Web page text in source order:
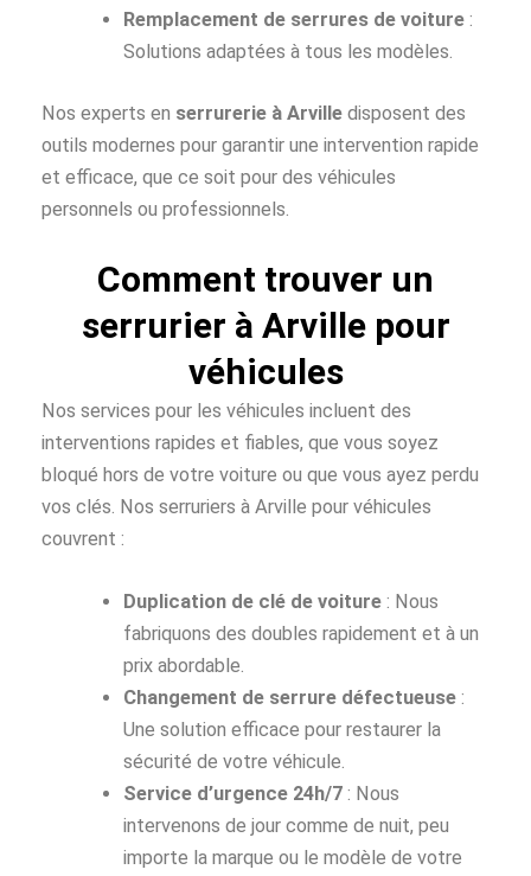
Remplacement de serrures de voiture :
Solutions adaptées à tous les modèles.
Nos experts en serrurerie à Arville disposent des
outils modernes pour garantir une intervention rapide
et efficace, que ce soit pour des véhicules
personnels ou professionnels.
Comment trouver un
serrurier à Arville pour
véhicules
Nos services pour les véhicules incluent des
interventions rapides et fiables, que vous soyez
bloqué hors de votre voiture ou que vous ayez perdu
vos clés. Nos serruriers à Arville pour véhicules
couvrent :
Duplication de clé de voiture : Nous
fabriquons des doubles rapidement et à un
prix abordable.
Changement de serrure défectueuse :
Une solution efficace pour restaurer la
sécurité de votre véhicule.
Service d’urgence 24h/7 : Nous
intervenons de jour comme de nuit, peu
importe la marque ou le modèle de votre